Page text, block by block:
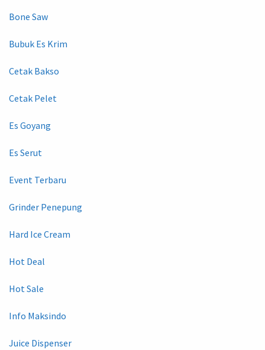
Bone Saw
Bubuk Es Krim
Cetak Bakso
Cetak Pelet
Es Goyang
Es Serut
Event Terbaru
Grinder Penepung
Hard Ice Cream
Hot Deal
Hot Sale
Info Maksindo
Juice Dispenser